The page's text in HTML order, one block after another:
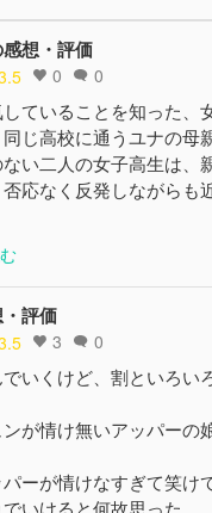
想・評価
0 0
ていることを知った、
じ高校に通うユナの母
い二人の女子高生は、
応なく反発しながらも
評価
3 0
いくけど、割といろい
が情け無いアッパーの
ーが情けなすぎて笑け